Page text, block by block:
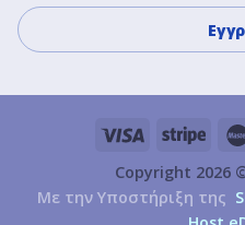
Copyright 2026
Με την Υποστήριξη της